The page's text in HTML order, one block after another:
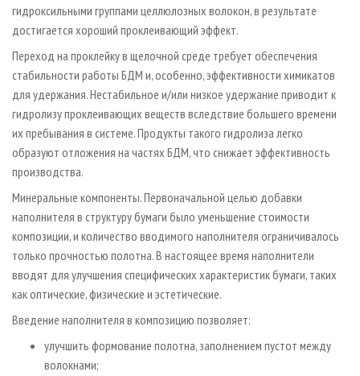
гидроксильными группами целлюлозных волокон, в результате
достигается хороший проклеивающий эффект.
Переход на проклейку в щелочной среде требует обеспечения
стабильности работы БДМ и, особенно, эффективности химикатов
для удержания. Нестабильное и/или низкое удержание приводит к
гидролизу проклеивающих веществ вследствие большего времени
их пребывания в системе. Продукты такого гидролиза легко
образуют отложения на частях БДМ, что снижает эффективность
производства.
Минеральные компоненты. Первоначальной целью добавки
наполнителя в структуру бумаги было уменьшение стоимости
композиции, и количество вводимого наполнителя ограничивалось
только прочностью полотна. В настоящее время наполнители
вводят для улучшения специфических характеристик бумаги, таких
как оптические, физические и эстетические.
Введение наполнителя в композицию позволяет:
улучшить формование полотна, заполнением пустот между
волокнами;